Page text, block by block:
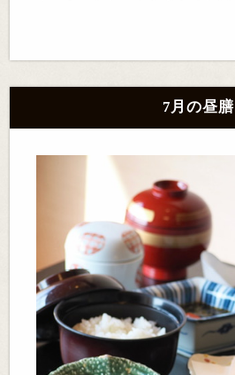
7月の昼膳